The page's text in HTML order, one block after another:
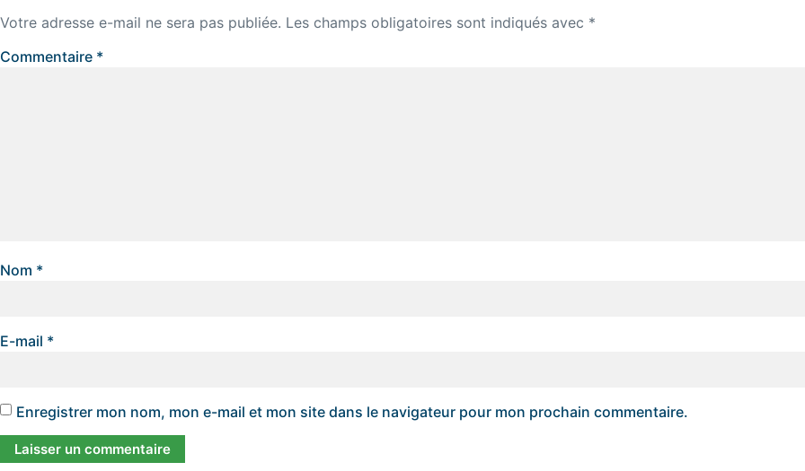
Votre adresse e-mail ne sera pas publiée. Les champs obligatoires sont indiqués avec *
Commentaire *
Nom *
E-mail *
Enregistrer mon nom, mon e-mail et mon site dans le navigateur pour mon prochain commentaire.